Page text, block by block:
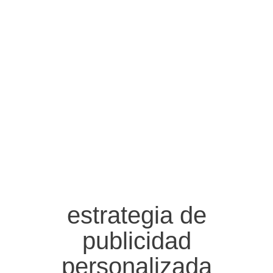
estrategia de
publicidad
personalizada